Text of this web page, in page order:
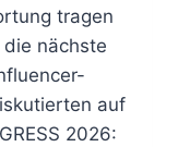
tragen
nächste
auf
2026: